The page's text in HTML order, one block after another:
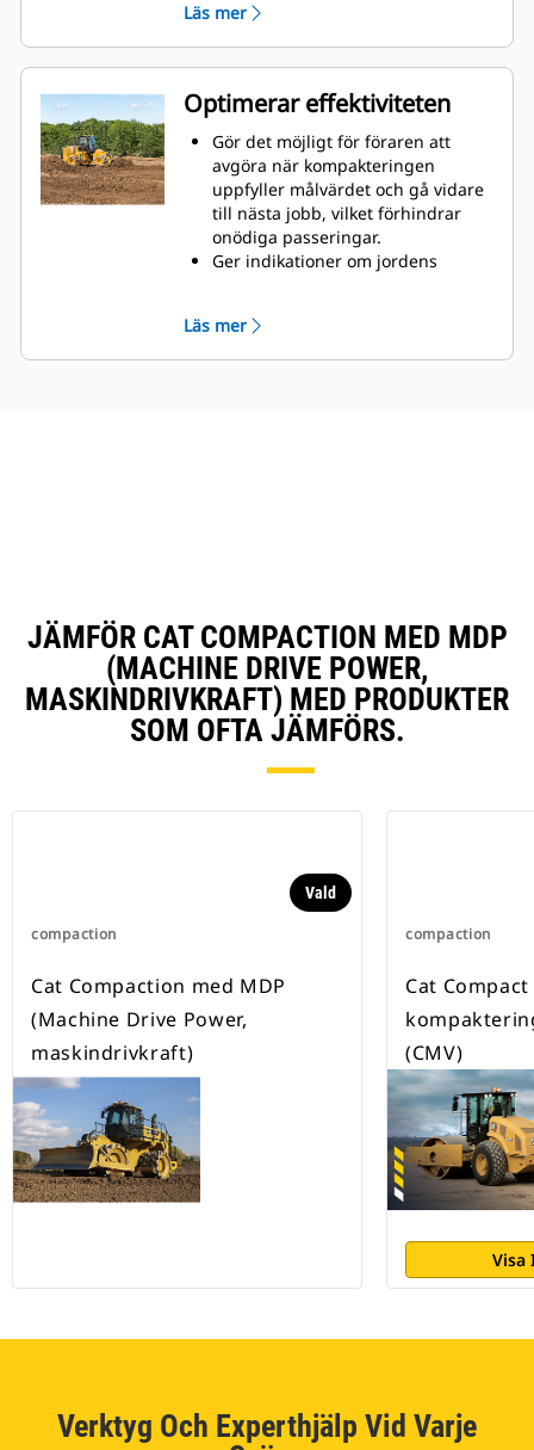
täckning och enhetlighet.
Läs mer
Optimerar effektiviteten
Gör det möjligt för föraren att
avgöra när kompakteringen
uppfyller målvärdet och gå vidare
till nästa jobb, vilket förhindrar
onödiga passeringar.
Ger indikationer om jordens
kompaktering med
rullningsmotstånd; ingen vibration
Läs mer
JÄMFÖR CAT COMPACTION MED MDP
(MACHINE DRIVE POWER,
MASKINDRIVKRAFT) MED PRODUKTER
SOM OFTA JÄMFÖRS.
compaction
Vald
Cat Compaction med MDP
(Machine Drive Power,
maskindrivkraft)
compaction
Cat
(CMV)
Visa
Verktyg Och Experthjälp Vid Varje